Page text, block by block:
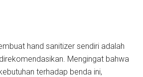
hand sanitizer sendiri adalah
Mengingat bahwa
terhadap benda ini,